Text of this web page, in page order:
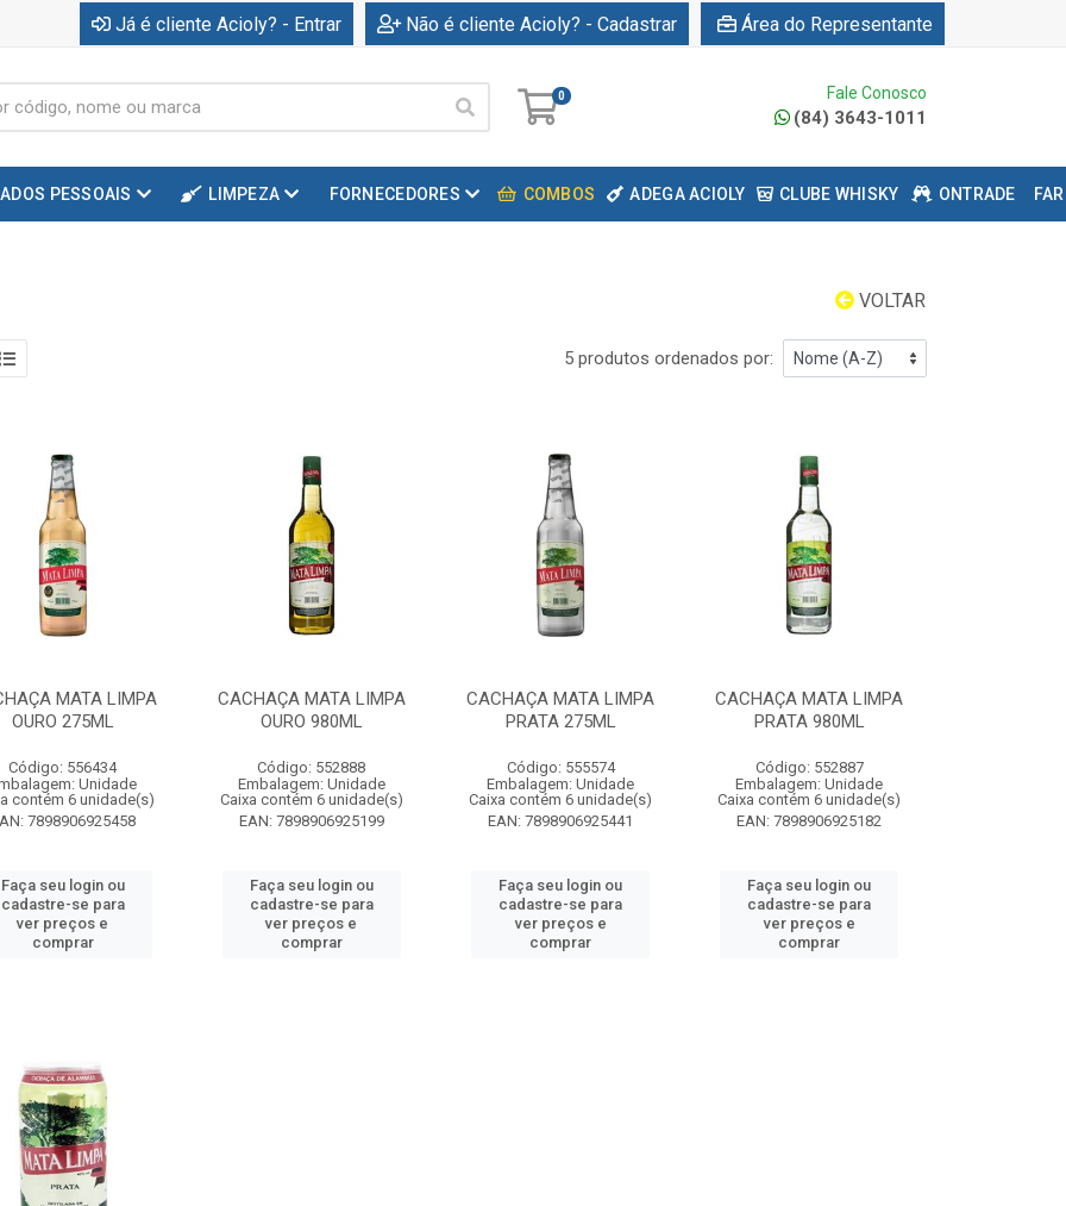
Já é cliente Acioly? - Entrar Não é cliente Acioly? - Cadastrar Área do Representante
0 Fale Conosco
(84) 3643-1011
PESSOAIS LIMPEZA FORNECEDORES COMBOS ADEGA ACIOLY CLUBE WHISKY ONTRADE
VOLTAR
5 produtos ordenados por:
MATA LIMPA
OURO 275ML
Código: 556434
Unidade
contém 6 unidade(s)
7898906925458
Faça seu login ou
cadastre-se para
ver preços e
comprar
CACHAÇA MATA LIMPA
OURO 980ML
Código: 552888
Embalagem: Unidade
Caixa contém 6 unidade(s)
EAN: 7898906925199
Faça seu login ou
cadastre-se para
ver preços e
comprar
CACHAÇA MATA LIMPA
PRATA 275ML
Código: 555574
Embalagem: Unidade
Caixa contém 6 unidade(s)
EAN: 7898906925441
Faça seu login ou
cadastre-se para
ver preços e
comprar
CACHAÇA MATA LIMPA
PRATA 980ML
Código: 552887
Embalagem: Unidade
Caixa contém 6 unidade(s)
EAN: 7898906925182
Faça seu login ou
cadastre-se para
ver preços e
comprar